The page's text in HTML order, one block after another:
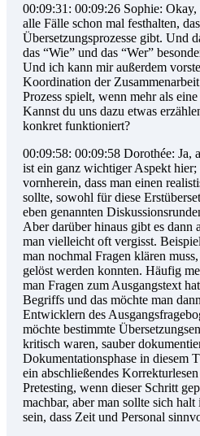
00:09:31: 00:09:26 Sophie:
alle Fälle schon mal festhalten,
Übersetzungsprozesse gibt. Und
das “Wie” und das “Wer”
Und ich kann mir außerdem
Koordination der
Prozess spielt, wenn mehr als
Kannst du uns dazu etwas
konkret funktioniert?
00:09:58: 00:09:58 Dorothée: Ja,
ist ein ganz wichtiger Aspekt hier;
vornherein, dass man einen
sollte, sowohl für diese
eben genannten
Aber darüber hinaus gibt es dann
man vielleicht oft vergisst.
man nochmal Fragen klären
gelöst werden konnten. Häufig
man Fragen zum Ausgangstext
Begriffs und das möchte man
Entwicklern des
möchte bestimmte
kritisch waren, sauber
Dokumentationsphase in diesem
ein abschließendes
Pretesting, wenn dieser Schritt
machbar, aber man sollte sich
sein, dass Zeit und Personal